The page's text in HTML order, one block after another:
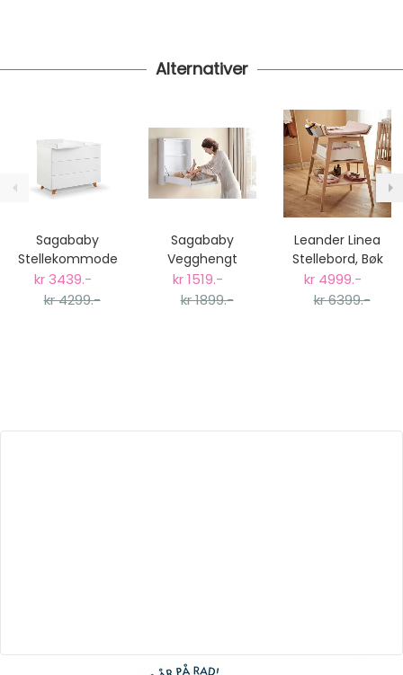
Alternativer
Sagababy
Stellekommode
Emma, Hvit Tre
kr 3439.-
kr 4299.-
Sagababy
Vegghengt
Stellebord, Hvit
Tre
kr 1519.-
kr 1899.-
Leander Linea
Stellebord, Bøk
kr 4999.-
kr 6399.-